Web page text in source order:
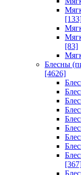
[83]
Блесны
[4626]